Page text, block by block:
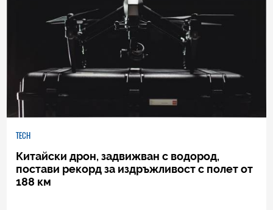
TECH
Китайски дрон, задвижван с водород,
постави рекорд за издръжливост с полет от
188 км